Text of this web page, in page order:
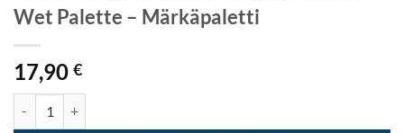
Wet Palette – Märkäpaletti
17,90 €